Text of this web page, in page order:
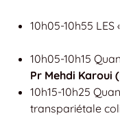
10h05-10h55 LES
10h05-10h15
Pr Mehdi Karoui
10h15-10h25
transpariétale